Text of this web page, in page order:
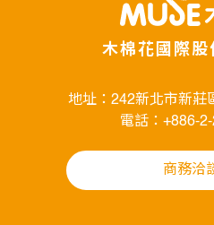
木棉花國際股
地址：242新北市新莊
電話：+886-
商務洽